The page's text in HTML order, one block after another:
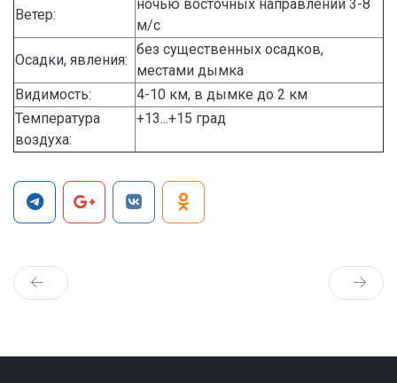
Ветер:
ночью восточных направлений 3-8
м/с
Осадки, явления:
без существенных осадков,
местами дымка
Видимость:
4-10 км, в дымке до 2 км
Температура
воздуха:
+13...+15 град